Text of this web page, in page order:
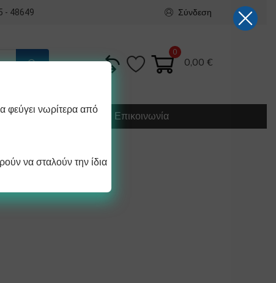
- 48649 Σύνδεση
0
0,00€
Οδηγίες Επικοινωνία
mm
φεύγει νωρίτερα από
να σταλούν την ίδια